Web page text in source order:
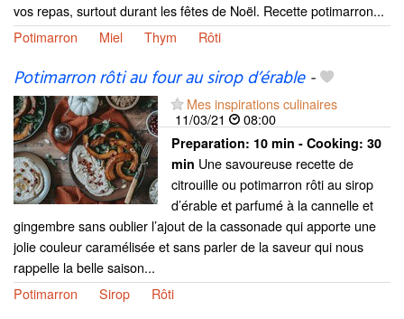
vos repas, surtout durant les fêtes de Noël. Recette potimarron...
Potimarron
Miel Thym Rôti
Potimarron rôti au four au sirop d’érable-
Mes inspirations culinaires
11/03/21
08:00
Preparation: 10 min - Cooking: 30
min Une savoureuse recette de
citrouille ou potimarron rôti au sirop
d’érable et parfumé à la cannelle et
gingembre sans oublier l’ajout de la cassonade qui apporte une
jolie couleur caramélisée et sans parler de la saveur qui nous
rappelle la belle saison...
Potimarron
Sirop Rôti